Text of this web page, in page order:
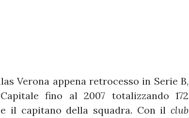
Verona appena retrocesso in Serie B,
fino al 2007 totalizzando 172
il capitano della squadra. Con il club